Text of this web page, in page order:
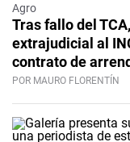
Agro
Tras fallo del
extrajudicial al
contrato de
POR MAURO FLORENTÍN